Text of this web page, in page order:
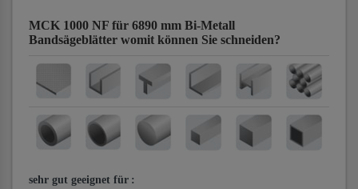
MCK 1000 NF für 6890 mm Bi-Metall
Bandsägeblätter womit können Sie schneiden?
sehr gut geeignet für :